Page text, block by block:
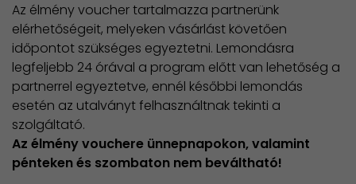
Az élmény voucher tartalmazza partnerünk
elérhetőségeit, melyeken vásárlást követően
időpontot szükséges egyeztetni. Lemondásra
legfeljebb 24 órával a program előtt van lehetőség a
partnerrel egyeztetve, ennél későbbi lemondás
esetén az utalványt felhasználtnak tekinti a
szolgáltató.​
Az élmény vouchere ünnepnapokon, valamint
pénteken és szombaton nem beváltható!